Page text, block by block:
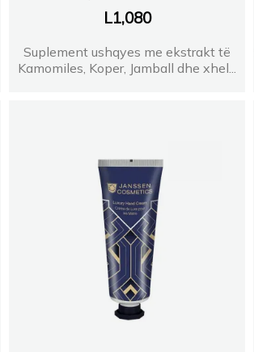
L1,080
Suplement ushqyes me ekstrakt të
Kamomiles, Koper, Jamball dhe xhel...